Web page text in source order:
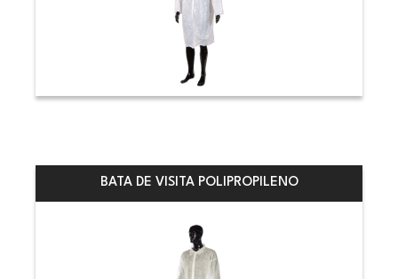
BATA DE VISITA POLIPROPILENO